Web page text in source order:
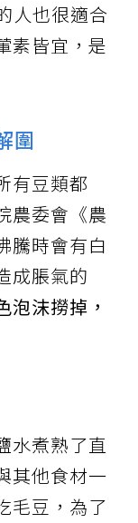
人也很適合
素皆宜，是
圍
有豆類都
農委會《農
騰時會有白
成脹氣的
泡沫撈掉，
水煮熟了直
其他食材一
毛豆，為了